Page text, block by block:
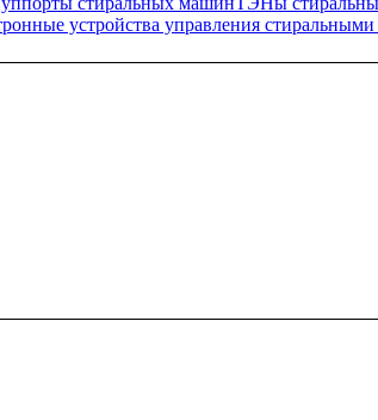
устройства управления